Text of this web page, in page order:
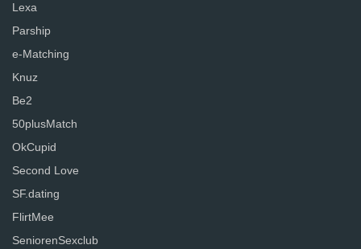
Lexa
Parship
e-Matching
Knuz
Be2
50plusMatch
OkCupid
Second Love
SF.dating
FlirtMee
SeniorenSexclub